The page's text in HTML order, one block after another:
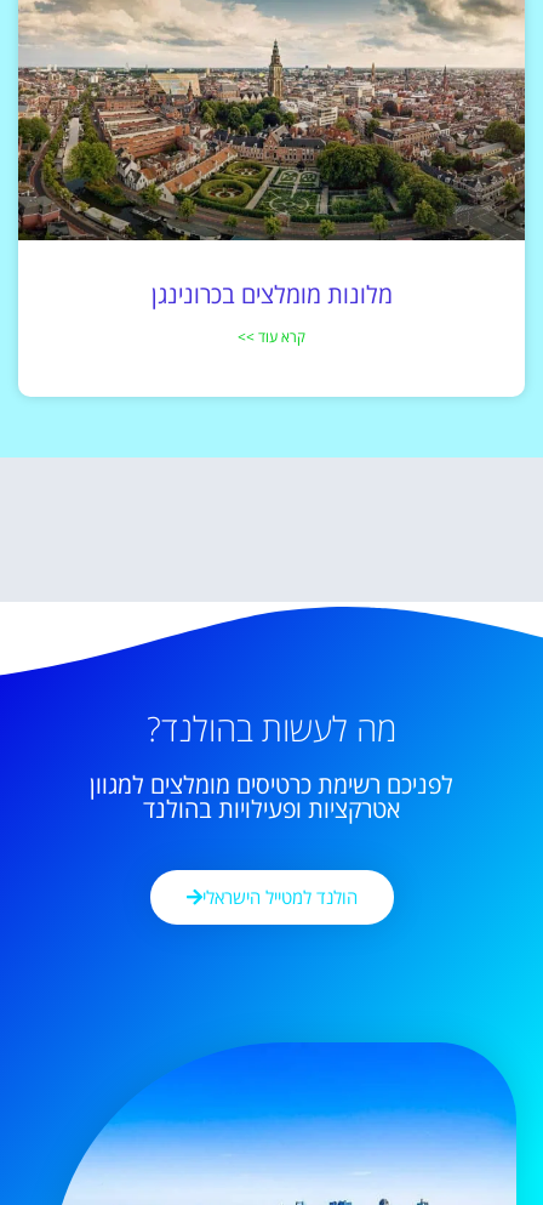
מלונות מומלצים בכרונינגן
קרא עוד >>
מה לעשות בהולנד?
לפניכם רשימת כרטיסים מומלצים למגוון
אטרקציות ופעילויות בהולנד
הולנד למטייל הישראלי